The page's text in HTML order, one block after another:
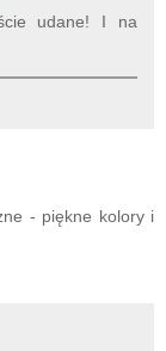
udane! I na
- piękne kolory i